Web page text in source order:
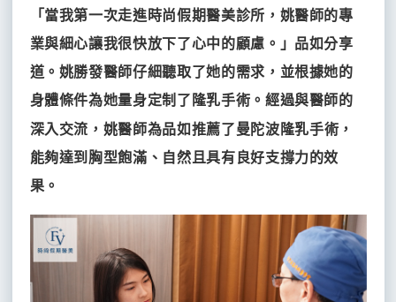
「當我第一次走進時尚假期醫美診所，姚醫師的專
業與細心讓我很快放下了心中的顧慮。」品如分享
道。姚勝發醫師仔細聽取了她的需求，並根據她的
身體條件為她量身定制了隆乳手術。經過與醫師的
深入交流，姚醫師為品如推薦了曼陀波 隆乳手術，
能夠達到胸型飽滿、自然且具有良好支撐力的效
果。